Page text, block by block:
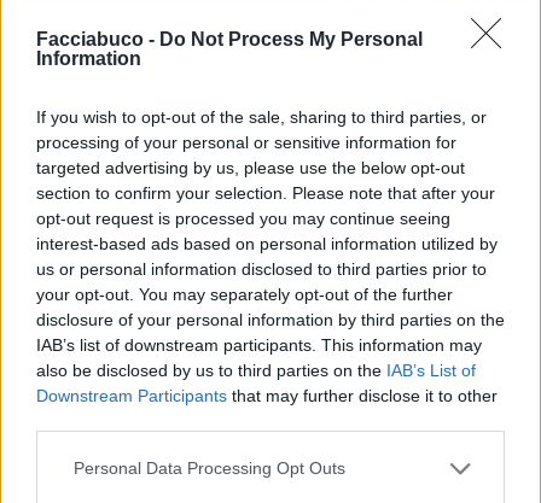
Facciabuco - Do Not Process My Personal
Information
If you wish to opt-out of the sale, sharing to third parties, or
processing of your personal or sensitive information for
targeted advertising by us, please use the below opt-out
section to confirm your selection. Please note that after your
opt-out request is processed you may continue seeing
interest-based ads based on personal information utilized by
us or personal information disclosed to third parties prior to
your opt-out. You may separately opt-out of the further
disclosure of your personal information by third parties on the
IAB’s list of downstream participants. This information may
also be disclosed by us to third parties on the IAB’s List of
Downstream Participants that may further disclose it to other
Personal Data Processing Opt Outs